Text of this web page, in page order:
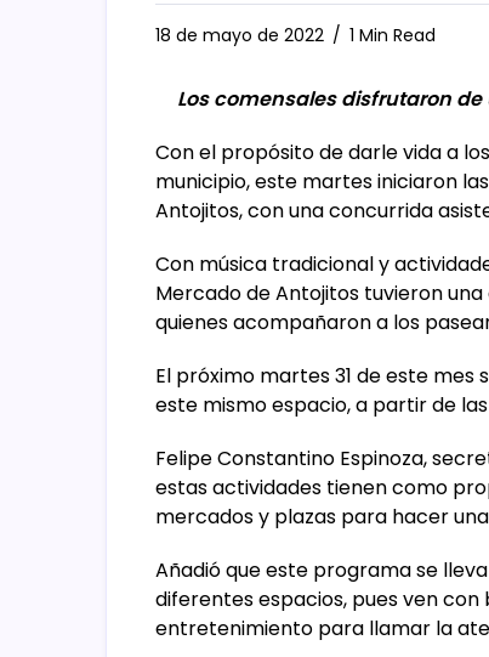
18 de mayo de 2022 1 Min Read
Los comensales disfrutaron
Con el propósito de darle vida a
municipio, este martes iniciaron
Antojitos, con una concurrida
Con música tradicional y
Mercado de Antojitos tuvieron
quienes acompañaron a los
El próximo martes 31 de este mes
este mismo espacio, a partir de las
Felipe Constantino Espinoza,
estas actividades tienen como
mercados y plazas para hacer
Añadió que este programa se
diferentes espacios, pues ven
entretenimiento para llamar la